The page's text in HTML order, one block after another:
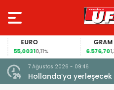
EURO
55,00310,11%
GRAM
6.576,70
7 Ağustos 2026 - 09:46
Hollanda’ya